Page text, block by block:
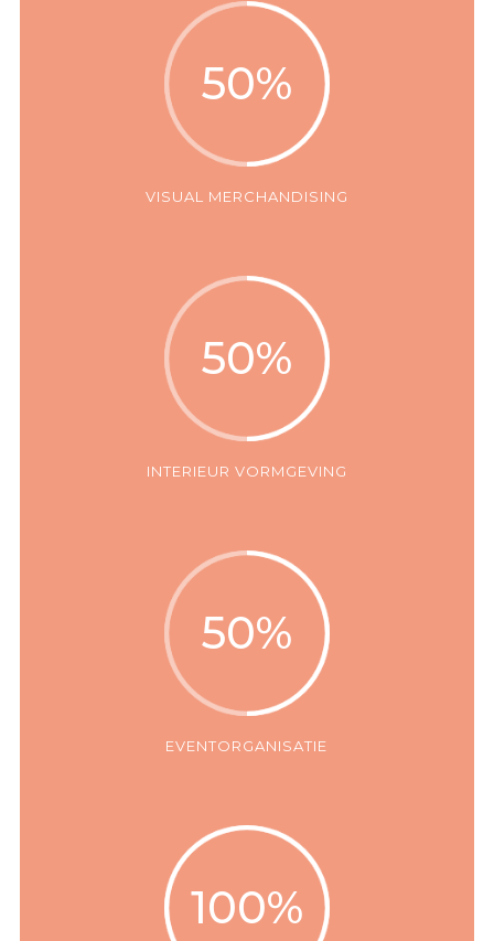
50%
VISUAL MERCHANDISING
50%
INTERIEUR VORMGEVING
50%
EVENTORGANISATIE
100%